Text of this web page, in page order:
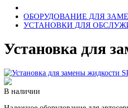
ОБОРУДОВАНИЕ ДЛЯ
УСТАНОВКИ ДЛЯ
Установка для
В наличии